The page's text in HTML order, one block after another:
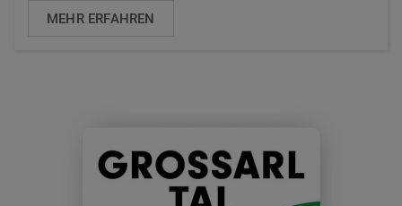
MEHR ERFAHREN